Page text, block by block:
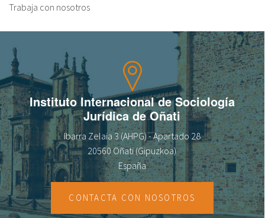
Trabaja con nosotros
Instituto Internacional de Sociología
Jurídica de Oñati
Ibarra Zelaia 3 (AHPG) - Apartado 28
20560 Oñati (Gipuzkoa)
España
CONTACTA CON NOSOTROS